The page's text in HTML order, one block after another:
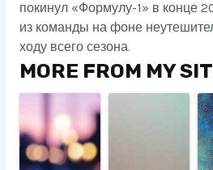
покинул «Формулу-1» в конце
из команды на фоне
ходу всего сезона.
MORE FROM MY